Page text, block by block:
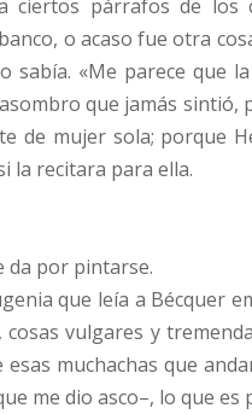
ciertos párrafos de los
o acaso fue otra
sabía. «Me parece que
que jamás sintió,
de mujer sola; porque
la recitara para ella.
da por pintarse.
que leía a Bécquer
vulgares y
muchachas que
me dio asco–, lo que es